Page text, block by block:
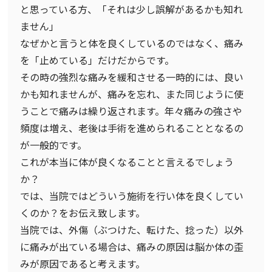
と思っている方、「それは少し誤解があるかも知れ
ません」
なぜかと言うと体を良くしているのではなく、痛み
を「止めている」だけだからです。
その時の強烈な痛みを緩和させる一時的には、良い
かも知れませんが、痛みを忘れ、また同じように使
うことで痛みは繰り返されます。年々痛みの強さや
頻度は増え、老後は手術を進められることとなるの
が一般的です。
これが本当に体が良くなることと言えるでしょう
か？
では、当院ではどういう施術を行い体を良くしてい
くのか？をお伝え致します。
当院では、外傷（ぶつけた、転けた、捻った）以外
に痛みが出ている場合は、痛みの原因は脳か体の歪
みが原因であると考えます。